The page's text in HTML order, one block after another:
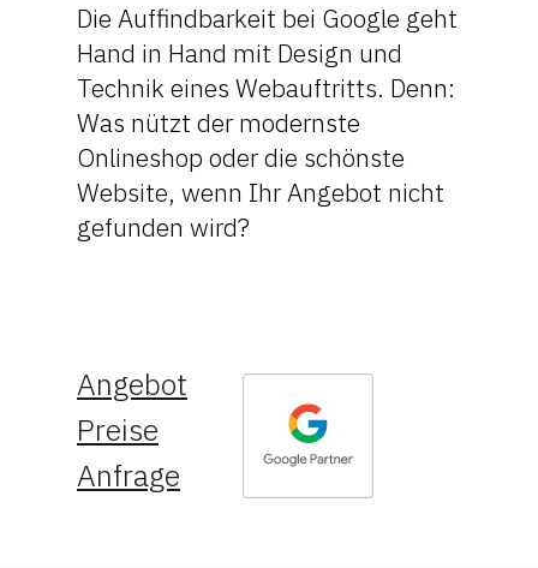
Die Auffindbarkeit bei Google geht
Hand in Hand mit Design und
Technik eines Webauftritts. Denn:
Was nützt der modernste
Onlineshop oder die schönste
Website, wenn Ihr Angebot nicht
gefunden wird?
Angebot
Preise
Anfrage